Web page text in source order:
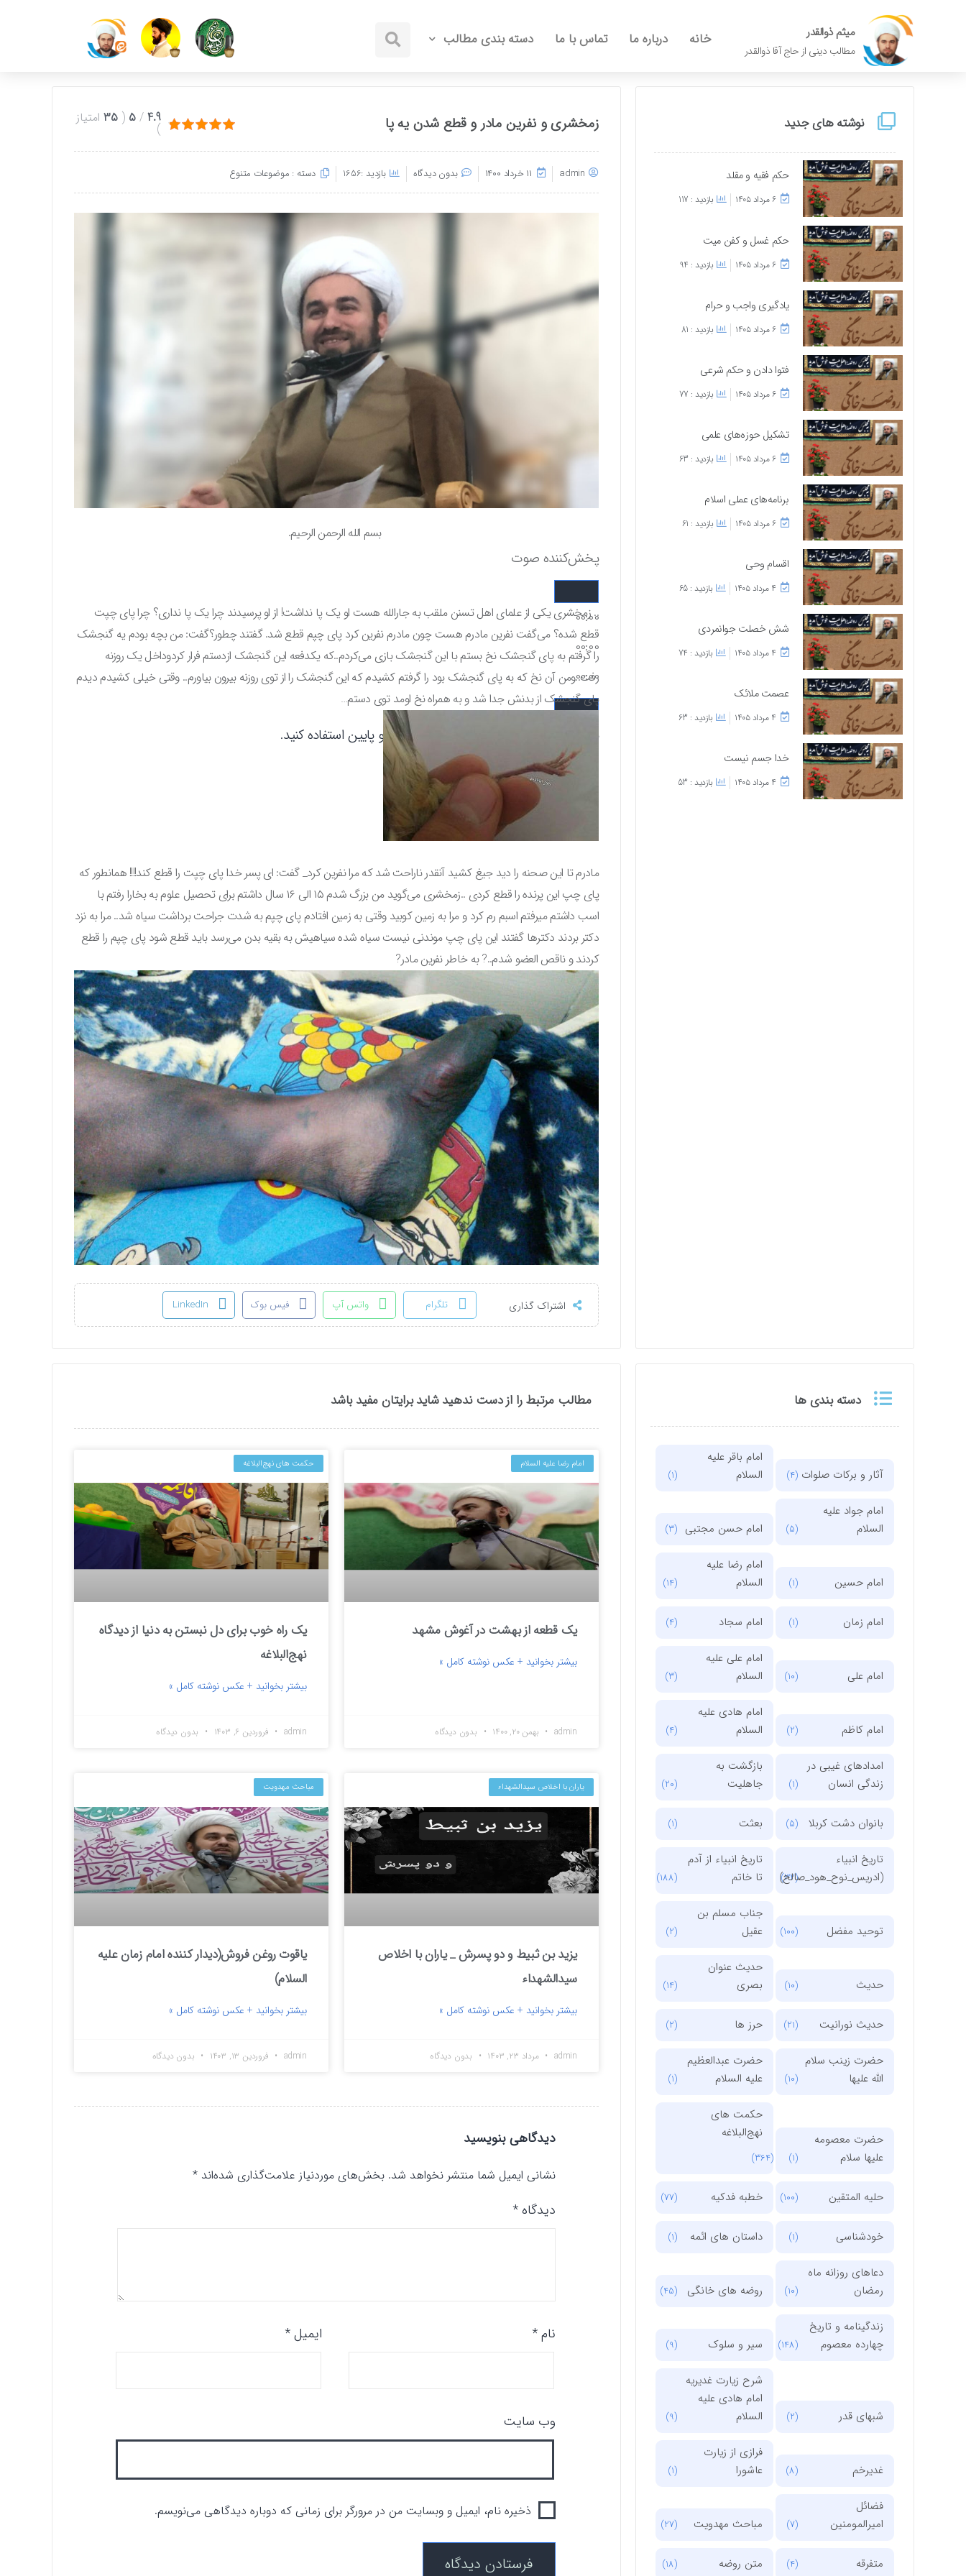
میثم ذوالقدر
مطالب دینی از حاج آقا ذوالقدر
خانه درباره ما تماس با ما دسته بندی مطالب
نوشته های جدید
حکم فقیه و مقلد
۶ مرداد ۱۴۰۵ بازدید : 117
حکم غسل و کفن میت
۶ مرداد ۱۴۰۵ بازدید : 94
یادگیری واجب و حرام
۶ مرداد ۱۴۰۵ بازدید : 81
فتوا دادن و حکم شرعی
۶ مرداد ۱۴۰۵ بازدید : 77
تشکیل حوزه‌های علمی
۶ مرداد ۱۴۰۵ بازدید : 63
برنامه‌های عملی اسلام
۶ مرداد ۱۴۰۵ بازدید : 61
اقسام وحی
۴ مرداد ۱۴۰۵ بازدید : 65
شش خصلت جوانمردی
۴ مرداد ۱۴۰۵ بازدید : 74
عصمت ملائک
۴ مرداد ۱۴۰۵ بازدید : 63
خدا جسم نیست
۴ مرداد ۱۴۰۵ بازدید : 53
زمخشری و نفرین مادر و قطع شدن یه پا 4.9
/
5
(
35 امتیاز
)
admin ۱۱ خرداد ۱۴۰۰ بدون دیدگاه بازدید :1656 دسته : موضوعات متنوع
بسم الله الرحمن الرحیم.
پخش‌کننده صوت
00:00
00:00
00:00
برای افزایش یا کاهش صدا از کلیدهای بالا و پایین استفاده کنید.
.. زمخشری یکی از علمای اهل تسنن ملقب به جارالله هست او یک پا نداشت! از او پرسیدند چرا یک پا نداری؟ چرا پای چپت
قطع شده؟ می‌گفت نفرین مادرم هست چون مادرم نفرین کرد پای چپم قطع شد. گفتند چطور؟گفت: من بچه بودم یه گنجشک
را گرفتم به پای گنجشک نخ بستم با این گنجشک بازی می‌کردم..که یکدفعه این گنجشک ازدستم فرار کردوداخل یک روزنه
رفت..ومن آن نخ که به پای گنجشک بود را گرفتم کشیدم که این گنجشک را از توی روزنه بیرون بیاورم.. وقتی خیلی کشیدم دیدم
پای گنجشک از بدنش جدا شد و به همراه نخ اومد توی دستم…
مادرم تا این صحنه را دید جیغ کشید آنقدر ناراحت شد که مرا نفرین کرد_ گفت: ای پسر خدا پای چپت را قطع کند!!!! همانطور که
پای چپ این پرنده را قطع کردی ..زمخشری می‌گوید من بزرگ شدم ۱۵ الی ۱۶ سال داشتم برای تحصیل علوم به بخارا رفتم با
اسب داشتم میرفتم اسبم رم کرد و مرا به زمین کوبید وقتی به زمین افتادم پای چپم به شدت جراحت برداشت سیاه شد.. مرا به نزد
دکتر بردند دکترها گفتند این پای چپ موندنی نیست سیاه شده سیاهیش به بقیه بدن می‌رسد باید قطع شود پای چپم را قطع
کردند و ناقص العضو شدم..? به خاطر نفرین مادر?
اشتراک گذاری تلگرام واتس آپ فیس بوک LinkedIn
دسته بندی ها
آثار و برکات صلوات (4)
امام باقر علیه
السلام
(1)
امام جواد علیه
السلام
(5) امام حسن مجتبی (3)
امام حسین (1)
امام رضا علیه
السلام
(14)
امام زمان (1) امام سجاد (4)
امام علی (10)
امام علی علیه
السلام
(3)
امام کاظم (2)
امام هادی علیه
السلام
(4)
امدادهای غیبی در
زندگی انسان
(1)
بازگشت به
جاهلیت
(20)
بانوان دشت کربلا (5) بعثت (1)
تاریخ انبیاء
(ادریس_نوح_هود_صالح)
(32)
تاریخ انبیاء از آدم
تا خاتم
(188)
توحید مفضل (100)
جناب مسلم بن
عقیل
(2)
حدیث (10)
حدیث عنوان
بصری
(14)
حدیث نورانیت (21) حرز ها (2)
حضرت زینب سلام
الله علیها
(10)
حضرت عبدالعظیم
علیه السلام
(1)
حضرت معصومه
علیها سلام
(1)
حکمت های
نهج‌البلاغه
(364)
حلیه المتقین (100) خطبه فدکیه (77)
خودشناسی (1) داستان های ائمه (1)
دعاهای روزانه ماه
رمضان
(10) روضه های خانگی (45)
زندگینامه و تاریخ
چهارده معصوم
(148) سیر و سلوک (9)
شبهای قدر (2)
شرح زیارت غدیریه
امام هادی علیه
السلام
(9)
غدیرخم (8)
فرازی از زیارت
عاشورا
(1)
فضائل
امیرالمومنین
(7) مباحث مهدویت (27)
متفرقه (4) متن روضه (18)
مطالب مرتبط را از دست ندهید شاید برایتان مفید باشد
امام رضا علیه السلام
یک قطعه از بهشت در آغوش مشهد
بیشتر بخوانید + عکس نوشته کامل »
admin بهمن ۲۰, ۱۴۰۰ بدون دیدگاه
حکمت های نهج‌البلاغه
یک راه خوب برای دل نبستن به دنیا از دیدگاه
نهج‌البلاغه
بیشتر بخوانید + عکس نوشته کامل »
admin فروردین ۶, ۱۴۰۳ بدون دیدگاه
یاران با اخلاص سیدالشهداء
یزید بن ثبیط و دو پسرش _ یاران با اخلاص
سیدالشهداء
بیشتر بخوانید + عکس نوشته کامل »
admin مرداد ۲۳, ۱۴۰۳ بدون دیدگاه
مباحث مهدویت
یاقوت روغن فروش(دیدار کننده امام زمان علیه
السلام)
بیشتر بخوانید + عکس نوشته کامل »
admin فروردین ۱۳, ۱۴۰۳ بدون دیدگاه
دیدگاهی بنویسید
نشانی ایمیل شما منتشر نخواهد شد. بخش‌های موردنیاز علامت‌گذاری شده‌اند *
دیدگاه*
نام* ایمیل*
وب‌ سایت
ذخیره نام، ایمیل و وبسایت من در مرورگر برای زمانی که دوباره دیدگاهی می‌نویسم.